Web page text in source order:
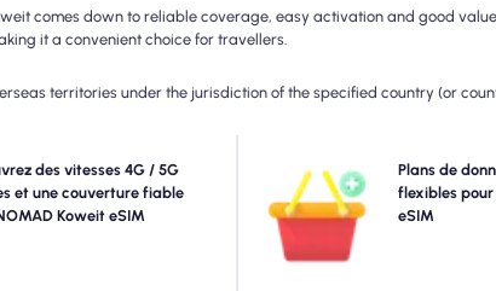
comes down to reliable coverage, easy activation and good
it a convenient choice for travellers.
territories under the jurisdiction of the specified country (or
des vitesses 4G / 5G
et une couverture fiable
Koweit eSIM
4G avec le forfait eSIM 4G,
détails de votre plan pour la
spécifiques du réseau, car la
l'emplacement et l'heure de
Plans de
flexibles
eSIM
Besoin de plus de données
Achetez simplement un module
Koweit eSIM pour continuer à
5G / 4G transparente. Lorsque
votre module complémentaire